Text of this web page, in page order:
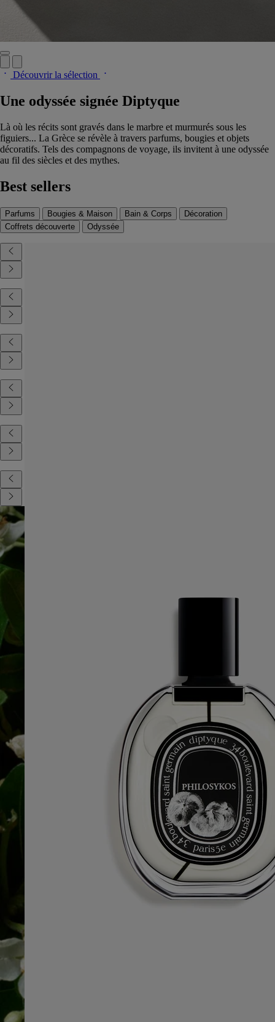
Découvrir la sélection
Une odyssée signée Diptyque
Là où les récits sont gravés dans le marbre et murmurés sous les
figuiers... La Grèce se révèle à travers parfums, bougies et objets
décoratifs. Tels des compagnons de voyage, ils invitent à une odyssée
au fil des siècles et des mythes.
Best sellers
Parfums Bougies & Maison Bain & Corps
Décoration
Coffrets découverte
Odyssée